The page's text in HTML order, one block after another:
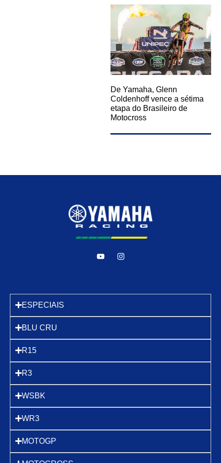
De Yamaha, Glenn
Coldenhoff vence a sétima
etapa do Brasileiro de
Motocross
ESPECIAIS
BLU CRU
R15
R3
WSBK
WR3
MOTOGP